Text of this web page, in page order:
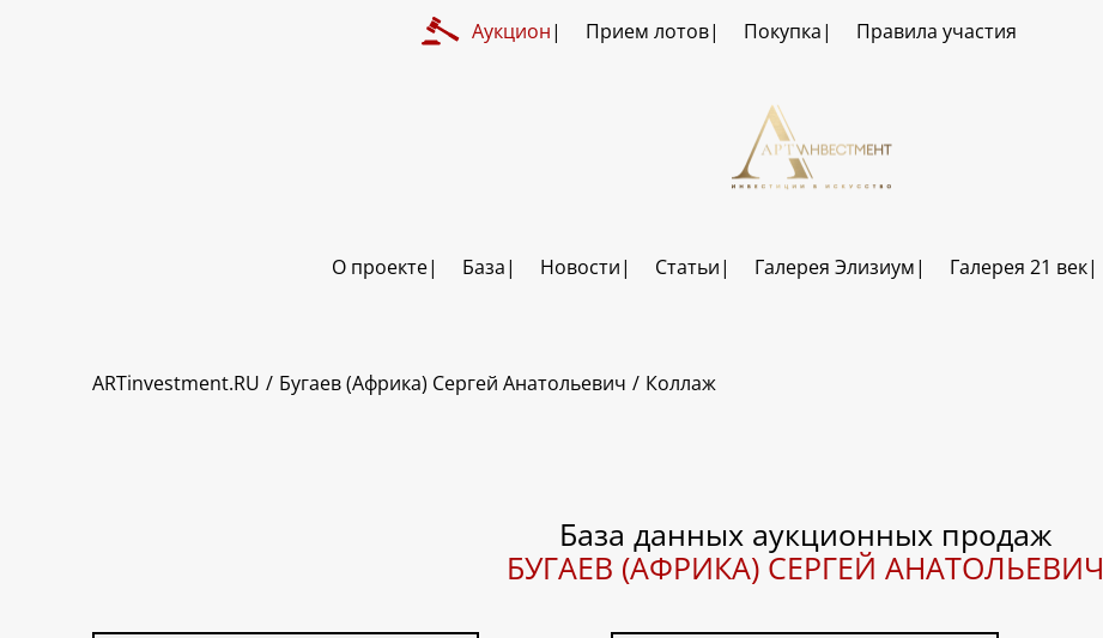
Аукцион Прием лотов Покупка Правила участия
О проекте База Новости Статьи Галерея Элизиум Галерея 21 век
ARTinvestment.RU Бугаев (Африка) Сергей Анатольевич Коллаж
База данных аукционных продаж
БУГАЕВ (АФРИКА) СЕРГЕЙ АНАТОЛЬЕВИЧ